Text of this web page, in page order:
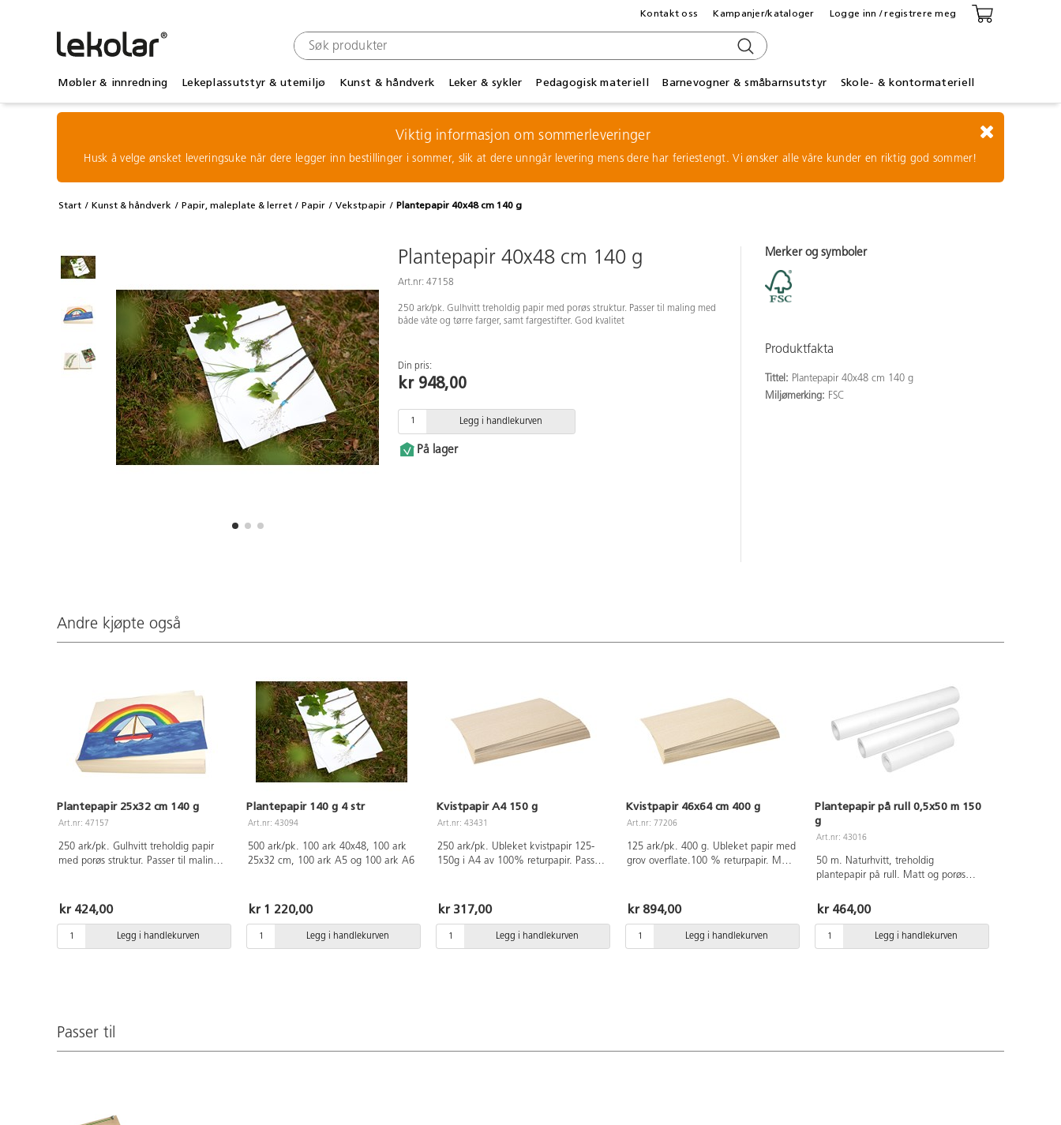
Møbler & innredning Lekeplassutstyr & utemiljø Kunst & håndverk Leker & sykler Pedagogisk materiell Barnevogner & småbarnsutstyr Skole- & kontormateriell
Kontakt oss Kampanjer/kataloger Logge inn / registrere meg
Viktig informasjon om sommerleveringer
Husk å velge ønsket leveringsuke når dere legger inn bestillinger i sommer, slik at dere unngår levering mens dere har feriestengt. Vi ønsker alle våre kunder en riktig god sommer!
Start Kunst & håndverk Papir, maleplate & lerret Papir Vekstpapir Plantepapir 40x48 cm 140 g
Plantepapir 40x48 cm 140 g
Art.nr: 47158
250 ark/pk. Gulhvitt treholdig papir med porøs struktur. Passer til maling med
både våte og tørre farger, samt fargestifter. God kvalitet
Din pris:
kr 948,00
Legg i handlekurven
På lager
Merker og symboler
Produktfakta
Tittel: Plantepapir 40x48 cm 140 g
Miljømerking: FSC
Andre kjøpte også
Plantepapir 25x32 cm 140 g
Art.nr: 47157
250 ark/pk. Gulhvitt treholdig papir
med porøs struktur. Passer til maling
kr 424,00
Legg i handlekurven
Plantepapir 140 g 4 str
Art.nr: 43094
500 ark/pk. 100 ark 40x48, 100 ark
25x32 cm, 100 ark A5 og 100 ark A6
kr 1 220,00
Legg i handlekurven
Kvistpapir A4 150 g
Art.nr: 43431
250 ark/pk. Ubleket kvistpapir 125-
150g i A4 av 100% returpapir. Passer
blyanttegning, samt for flytende tusj
og tykkere maling som tempera og
akryl. pH-nøytralt.
kr 317,00
Legg i handlekurven
Kvistpapir 46x64 cm 400 g
Art.nr: 77206
125 ark/pk. 400 g. Ubleket papir med
grov overflate.100 % returpapir. Mål:
kr 894,00
Legg i handlekurven
Plantepapir på rull 0,5x50 m 150
g
Art.nr: 43016
50 m. Naturhvitt, treholdig
plantepapir på rull. Matt og porøs
tegninger med kullstifter, fargestifter
og fargeblyanter, samt vått-på-vått-
teknikker. Papiret beholder form og
slett overflate ved fukt, noe som gjør
kr 464,00
Legg i handlekurven
Passer til